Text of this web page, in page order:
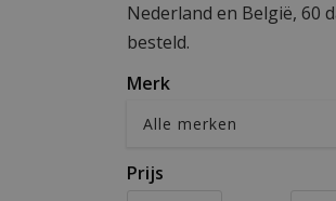
Nederland en België, 60
besteld.
Merk
Prijs